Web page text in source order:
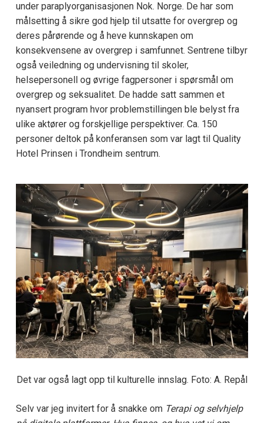
under paraplyorganisasjonen Nok. Norge. De har som
målsetting å sikre god hjelp til utsatte for overgrep og
deres pårørende og å heve kunnskapen om
konsekvensene av overgrep i samfunnet. Sentrene tilbyr
også veiledning og undervisning til skoler,
helsepersonell og øvrige fagpersoner i spørsmål om
overgrep og seksualitet. De hadde satt sammen et
nyansert program hvor problemstillingen ble belyst fra
ulike aktører og forskjellige perspektiver. Ca. 150
personer deltok på konferansen som var lagt til Quality
Hotel Prinsen i Trondheim sentrum.
Det var også lagt opp til kulturelle innslag. Foto: A. Repål
Selv var jeg invitert for å snakke om Terapi og selvhjelp